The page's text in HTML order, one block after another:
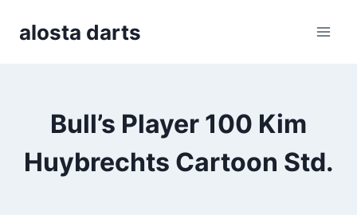
alosta darts
Bull’s Player 100 Kim
Huybrechts Cartoon Std.